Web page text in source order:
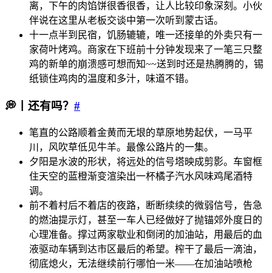
离，下午的肉馅饼很香很香，让人比较印象深刻。小伙
伴说在这里从老板交谈中第一次听到蒙古话。
十一点半到民宿，饥肠辘辘，唯一还接单的外卖只有一
家荷叶烤鸡。商家在下班前十分钟发现来了一笔三只整
鸡的新单的崩溃感可想而知~~送到时还是热腾腾的，锡
纸锁住鸡肉的温度和多汁，味道不错。
💭丨还有吗？ #
笔直的公路顺着金黄而无垠的草原地势起伏，一马平
川，风吹草低见牛羊。最像公路片的一集。
夕阳是水波的形状，将远处的信号塔映成剪影。车窗框
住天空的蓝橙渐变渲染出一杯橘子汽水风味鸡尾酒特
调。
前不着村后不着店的夜路，断断续续的微弱信号，告急
的燃油提示灯，甚至一车人已经做好了抛锚郊外度日的
心理准备。撑过两家歇业和倒闭的加油站，用最后的血
液驱动车辆到达市区最后的希望。榨干了最后一滴油，
彻底熄火，无法继续前行哪怕一米——在加油站喷枪